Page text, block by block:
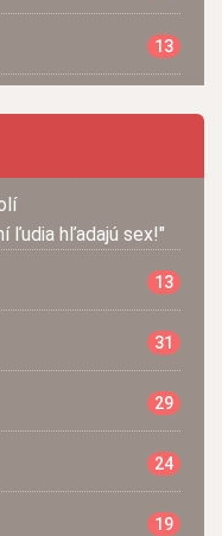
13
ľudia hľadajú sex!"
13
31
29
24
19